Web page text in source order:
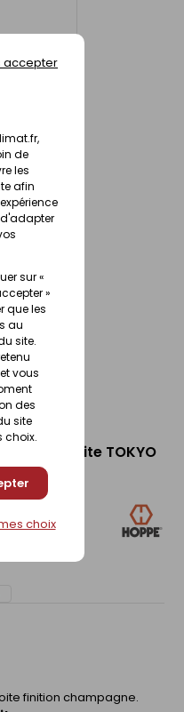
de
les
afin
sur «
»
que les
au
site.
vous
des
site
choix.
accepter
choix
étroite TOKYO
42mm
finition champagne.